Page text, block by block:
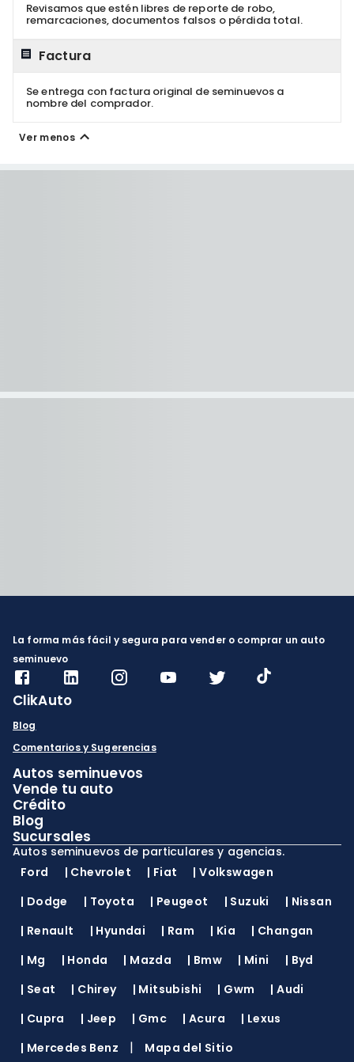
Revisamos que estén libres de reporte de robo,
remarcaciones, documentos falsos o pérdida total.
Factura
Se entrega con factura original de seminuevos a
nombre del comprador.
Ver menos
La forma más fácil y segura para vender o comprar un auto
seminuevo
ClikAuto
Blog
Comentarios y Sugerencias
Autos seminuevos
Vende tu auto
Crédito
Blog
Sucursales
Autos seminuevos de particulares y agencias.
Ford
| Chevrolet | Fiat |Volkswagen
| Dodge | Toyota | Peugeot | Suzuki | Nissan
| Renault | Hyundai | Ram | Kia | Changan
| Mg | Honda | Mazda | Bmw | Mini | Byd
| Seat | Chirey | Mitsubishi | Gwm |Audi
| Cupra | Jeep | Gmc |Acura | Lexus
| Mercedes Benz | Mapa del Sitio